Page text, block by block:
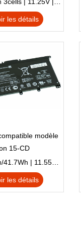
les détails
modèle
15-CD
les détails